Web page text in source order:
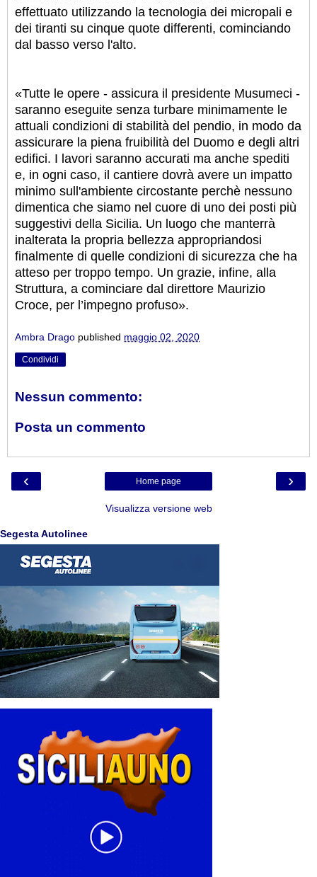
effettuato utilizzando la tecnologia dei micropali e
dei tiranti su cinque quote differenti, cominciando
dal basso verso l'alto.
«Tutte le opere - assicura il presidente Musumeci -
saranno eseguite senza turbare minimamente le
attuali condizioni di stabilità del pendio, in modo da
assicurare la piena fruibilità del Duomo e degli altri
edifici. I lavori saranno accurati ma anche spediti
e, in ogni caso, il cantiere dovrà avere un impatto
minimo sull'ambiente circostante perchè nessuno
dimentica che siamo nel cuore di uno dei posti più
suggestivi della Sicilia. Un luogo che manterrà
inalterata la propria bellezza appropriandosi
finalmente di quelle condizioni di sicurezza che ha
atteso per troppo tempo. Un grazie, infine, alla
Struttura, a cominciare dal direttore Maurizio
Croce, per l’impegno profuso».
Ambra Drago published maggio 02, 2020
Condividi
Nessun commento:
Posta un commento
‹ ›
Home page
Visualizza versione web
Segesta Autolinee